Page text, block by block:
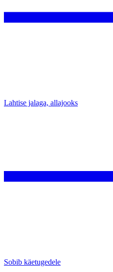
Lahtise jalaga, allajooks
Sobib käetugedele